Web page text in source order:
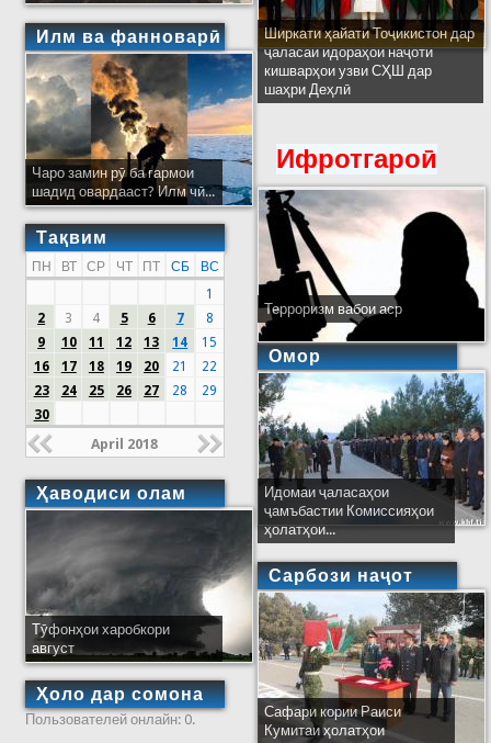
Илм ва фанноварӣ
Чаро замин рӯ ба гармои
шадид овардааст? Илм чӣ...
Тақвим
ПН ВТ СР ЧТ ПТ СБ
ВС
1
2
3 4 5 6 7
8
9
10 11 12 13 14
15
16
17 18 19 20 21
22
23
24 25 26 27 28
29
30
April 2018
Ҳаводиси олам
Тӯфонҳои харобкори
август
Ҳоло дар сомона
Пользователей онлайн: 0.
Ширкати ҳайати Тоҷикистон дар
ҷаласаи идораҳои наҷоти
кишварҳои узви СҲШ дар
шаҳри Деҳлӣ
Ифротгароӣ
Терроризм вабои аср
Омор
Идомаи ҷаласаҳои
ҷамъбастии Комиссияҳои
ҳолатҳои...
Сарбози наҷот
Сафари кории Раиси
Кумитаи ҳолатҳои